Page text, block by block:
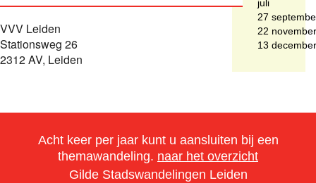
VVV Leiden
Stationsweg 26
2312 AV, Leiden
juli
27
22 november
13 december
Acht keer per jaar kunt u aansluiten bij een
themawandeling. naar het overzicht
Gilde Stadswandelingen Leiden